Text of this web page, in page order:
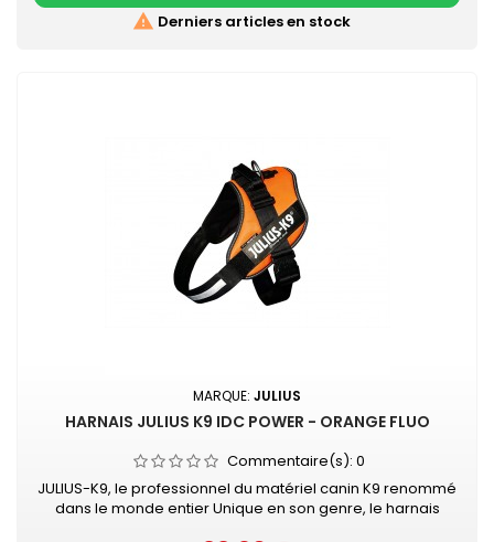
 Derniers articles en stock
MARQUE: JULIUS
HARNAIS JULIUS K9 IDC POWER - ORANGE FLUO
Commentaire(s): 0
JULIUS-K9, le professionnel du matériel canin K9 renommé
dans le monde entier Unique en son genre, le harnais